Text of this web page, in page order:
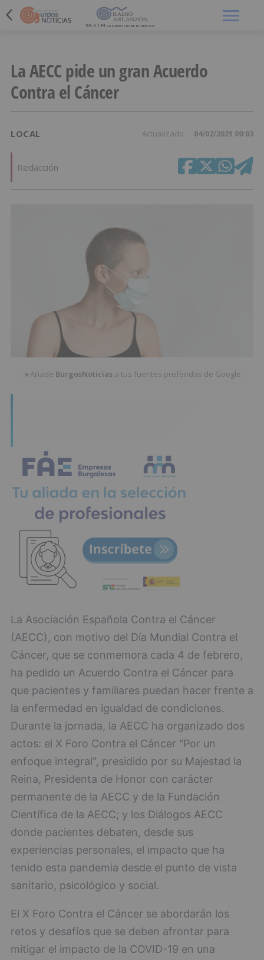
La AECC pide un gran Acuerdo
Contra el Cáncer
LOCAL Actualizado 04/02/2021 09:03
Redacción
★Añade BurgosNoticias a tus fuentes preferidas de Google
La Asociación Española Contra el Cáncer
(AECC), con motivo del Día Mundial Contra el
Cáncer, que se conmemora cada 4 de febrero,
ha pedido un Acuerdo Contra el Cáncer para
que pacientes y familiares puedan hacer frente a
la enfermedad en igualdad de condiciones.
Durante la jornada, la AECC ha organizado dos
actos: el X Foro Contra el Cáncer "Por un
enfoque integral", presidido por su Majestad la
Reina, Presidenta de Honor con carácter
permanente de la AECC y de la Fundación
Científica de la AECC; y los Diálogos AECC
donde pacientes debaten, desde sus
experiencias personales, el impacto que ha
tenido esta pandemia desde el punto de vista
sanitario, psicológico y social.
El X Foro Contra el Cáncer se abordarán los
retos y desafíos que se deben afrontar para
mitigar el impacto de la COVID-19 en una